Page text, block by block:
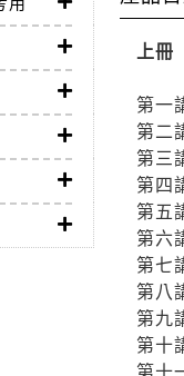
上冊
第一
第二
第三
第四
第五
第六
第七
第八
第九
第十
第十